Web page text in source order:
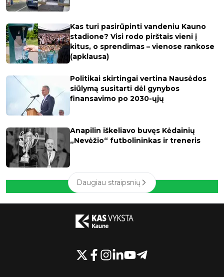
Kas turi pasirūpinti vandeniu Kauno
stadione? Visi rodo pirštais vieni į
kitus, o sprendimas – vienose rankose
(apklausa)
Politikai skirtingai vertina Nausėdos
siūlymą susitarti dėl gynybos
finansavimo po 2030-ųjų
Anapilin iškeliavo buvęs Kėdainių
„Nevėžio“ futbolininkas ir treneris
Daugiau straipsnių